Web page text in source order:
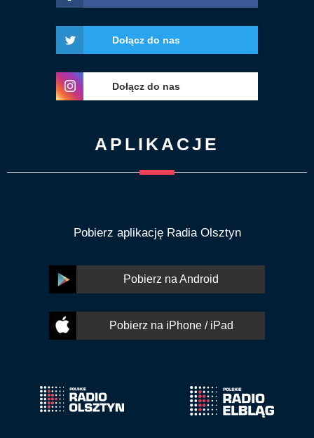
Dołącz do nas
Dołącz do nas
APLIKACJE
Pobierz aplikację Radia Olsztyn
Pobierz na Android
Pobierz na iPhone / iPad